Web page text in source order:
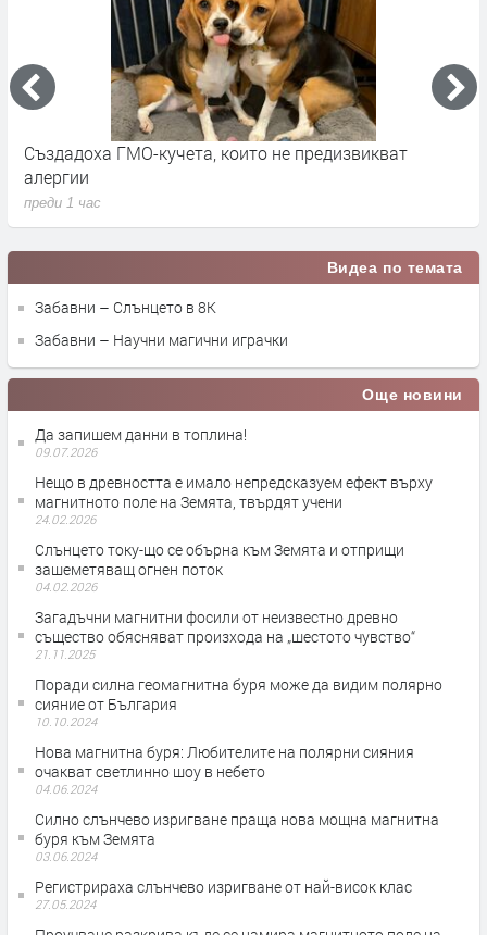
Създадоха ГМО-кучета, които не предизвикват
алергии
преди 1 час
Видеа по темата
Забавни – Слънцето в 8К
Забавни – Научни магични играчки
Още новини
Да запишем данни в топлина!
09.07.2026
Нещо в древността е имало непредсказуем ефект върху
магнитното поле на Земята, твърдят учени
24.02.2026
Слънцето току-що се обърна към Земята и отприщи
зашеметяващ огнен поток
04.02.2026
Загадъчни магнитни фосили от неизвестно древно
същество обясняват произхода на „шестото чувство“
21.11.2025
Поради силна геомагнитна буря може да видим полярно
сияние от България
10.10.2024
Нова магнитна буря: Любителите на полярни сияния
очакват светлинно шоу в небето
04.06.2024
Силно слънчево изригване праща нова мощна магнитна
буря към Земята
03.06.2024
Регистрираха слънчево изригване от най-висок клас
27.05.2024